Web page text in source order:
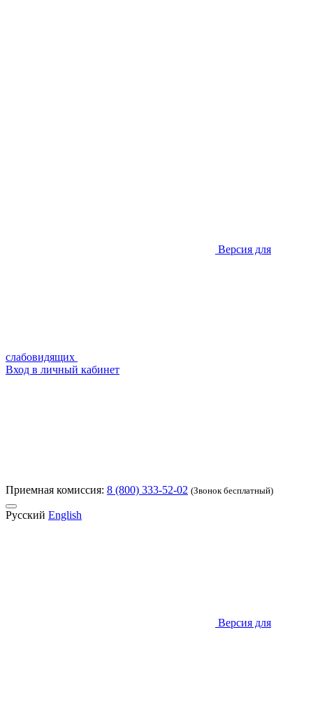
Версия для
слабовидящих
Вход в личный кабинет
Приемная комиссия: 8 (800) 333-52-02 (Звонок бесплатный)
Русский English
Версия для